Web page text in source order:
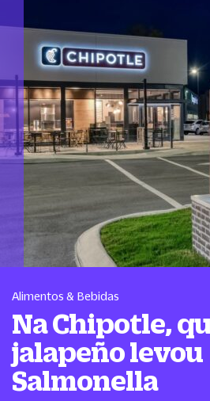
Alimentos & Bebidas
Na Chipotle,
jalapeño levou
Salmonella